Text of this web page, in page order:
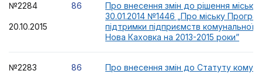
№2284
20.10.2015
86
Про внесення змін до рішення
30.01.2014 №1446 „Про міську
підтримки підприємств комунальної
Нова Каховка на 2013-2015 роки”
№2283 86
Про внесення змін до Статуту